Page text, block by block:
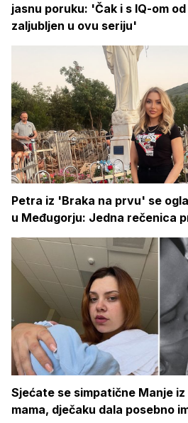
jasnu poruku: 'Čak i s IQ-om
zaljubljen u ovu seriju'
Petra iz 'Braka na prvu' se
u Međugorju: Jedna rečenica
Sjećate se simpatične Manje
mama, dječaku dala posebno